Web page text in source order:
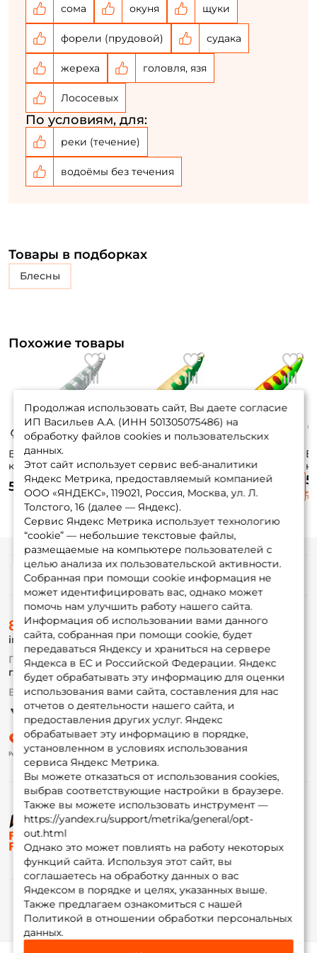
сома окуня щуки
форели (прудовой) судака
жереха головля, язя
Лососевых
По условиям, для:
реки (течение)
водоёмы без течения
Товары в подборках
блесны
Похожие товары
Блесна
колеблющаяся
Lucky John Croco
Spoon 5,9см. 14гр.
003
530 ₽
колеблющаяся
Lucky John Croco
Spoon 5,9см. 14гр.
015
530 ₽
колеблющаяся
Lucky John Croco
Spoon 7,7см. 22гр.
635 ₽
Продолжая использовать сайт, Вы даете согласие
ИП Васильев А.А. (ИНН 501305075486) на
обработку файлов cookies и пользовательских
данных.
Этот сайт использует сервис веб-аналитики
Яндекс Метрика, предоставляемый компанией
ООО «ЯНДЕКС», 119021, Россия, Москва, ул. Л.
Толстого, 16 (далее — Яндекс).
Сервис Яндекс Метрика использует технологию
“cookie” — небольшие текстовые файлы,
размещаемые на компьютере пользователей с
целью анализа их пользовательской активности.
Собранная при помощи cookie информация не
может идентифицировать вас, однако может
помочь нам улучшить работу нашего сайта.
Информация об использовании вами данного
сайта, собранная при помощи cookie, будет
передаваться Яндексу и храниться на сервере
Яндекса в ЕС и Российской Федерации. Яндекс
будет обрабатывать эту информацию для оценки
использования вами сайта, составления для нас
отчетов о деятельности нашего сайта, и
предоставления других услуг. Яндекс
обрабатывает эту информацию в порядке,
установленном в условиях использования
сервиса Яндекс Метрика.
Вы можете отказаться от использования cookies,
выбрав соответствующие настройки в браузере.
Также вы можете использовать инструмент —
https://yandex.ru/support/metrika/general/opt-
out.html
Однако это может повлиять на работу некоторых
функций сайта. Используя этот сайт, вы
соглашаетесь на обработку данных о вас
Яндексом в порядке и целях, указанных выше.
Также предлагаем ознакомиться с нашей
Политикой в отношении обработки персональных
данных.
© ФоксФишинг, 2009-2026
Информация
О магазине
Доставка
Оплата
Fox-bonus
Гуру
Партнерская программа
8 (495) 532-77-88
info@foxfishing.ru
По вопросам с заказом
г. Москва, ул. Плеханова д.7
Ежедневно 10:00 до 20:00